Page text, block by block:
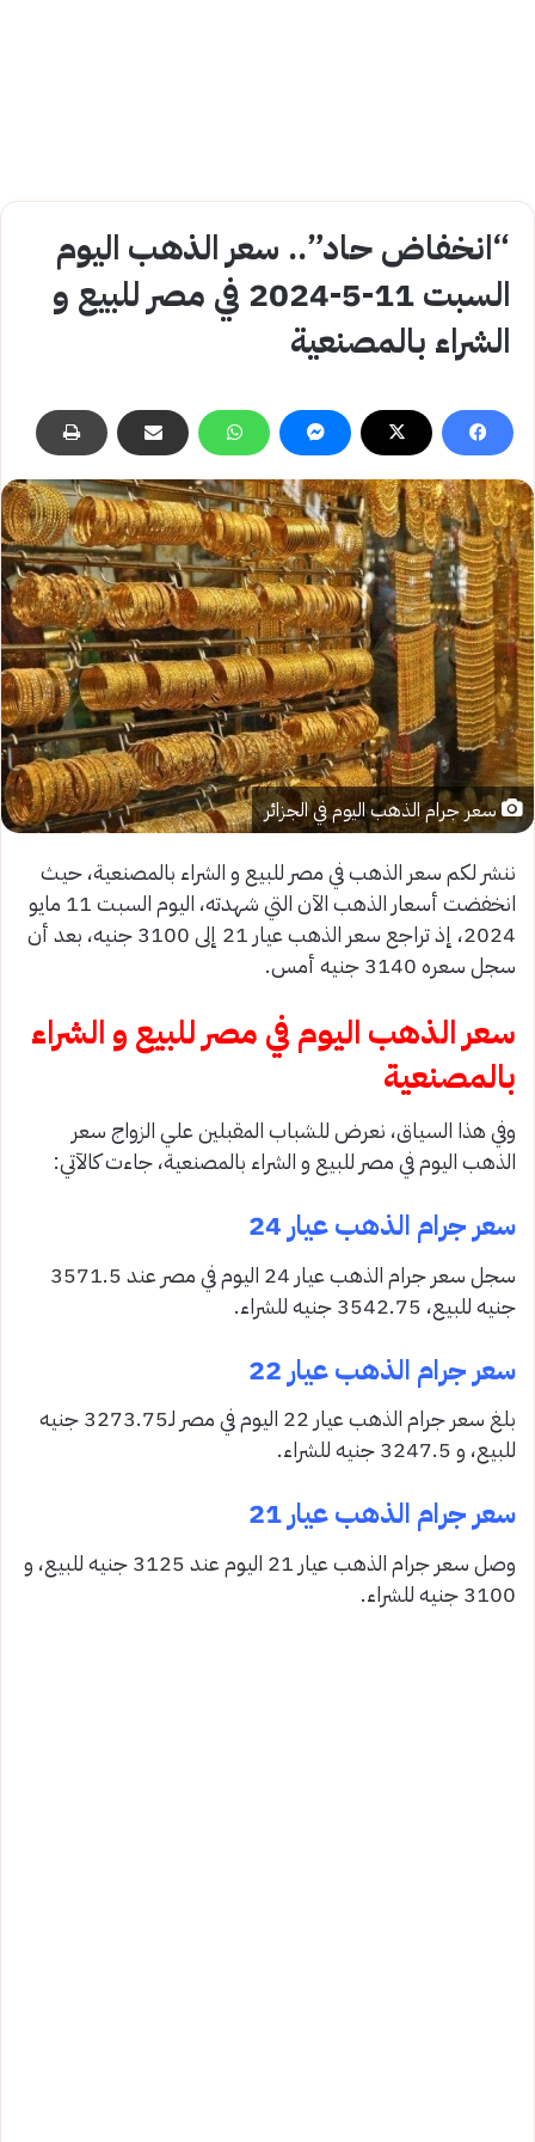
“انخفاض حاد”.. سعر الذهب اليوم
السبت 11-5-2024 في مصر للبيع و
الشراء بالمصنعية
سعر جرام الذهب اليوم في الجزائر
ننشر لكم سعر الذهب في مصر للبيع و الشراء بالمصنعية، حيث
انخفضت أسعار الذهب الآن التي شهدته، اليوم السبت 11 مايو
2024، إذ تراجع سعر الذهب عيار 21 إلى 3100 جنيه، بعد أن
سجل سعره 3140 جنيه أمس.
سعر الذهب اليوم في مصر للبيع و الشراء
بالمصنعية
وفي هذا السياق، نعرض للشباب المقبلين علي الزواج سعر
الذهب اليوم في مصر للبيع و الشراء بالمصنعية، جاءت كالآتي:
سعر جرام الذهب عيار 24
سجل سعر جرام الذهب عيار 24 اليوم في مصر عند 3571.5
جنيه للبيع، 3542.75 جنيه للشراء.
سعر جرام الذهب عيار 22
بلغ سعر جرام الذهب عيار 22 اليوم في مصر لـ3273.75 جنيه
للبيع، و 3247.5 جنيه للشراء.
سعر جرام الذهب عيار 21
وصل سعر جرام الذهب عيار 21 اليوم عند 3125 جنيه للبيع، و
3100 جنيه للشراء.